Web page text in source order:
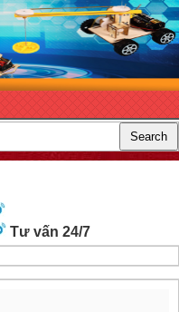
Tư vấn 24/7